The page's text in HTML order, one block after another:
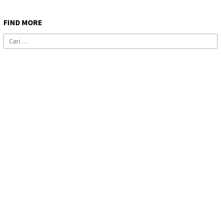
FIND MORE
Cari
untuk: